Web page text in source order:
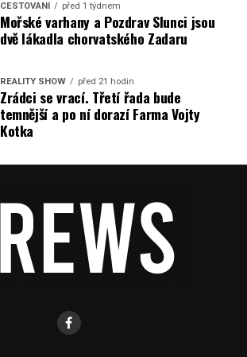
CESTOVÁNÍ před 1 týdnem
Mořské varhany a Pozdrav Slunci jsou
dvě lákadla chorvatského Zadaru
REALITY SHOW před 21 hodin
Zrádci se vrací. Třetí řada bude
temnější a po ní dorazí Farma Vojty
Kotka